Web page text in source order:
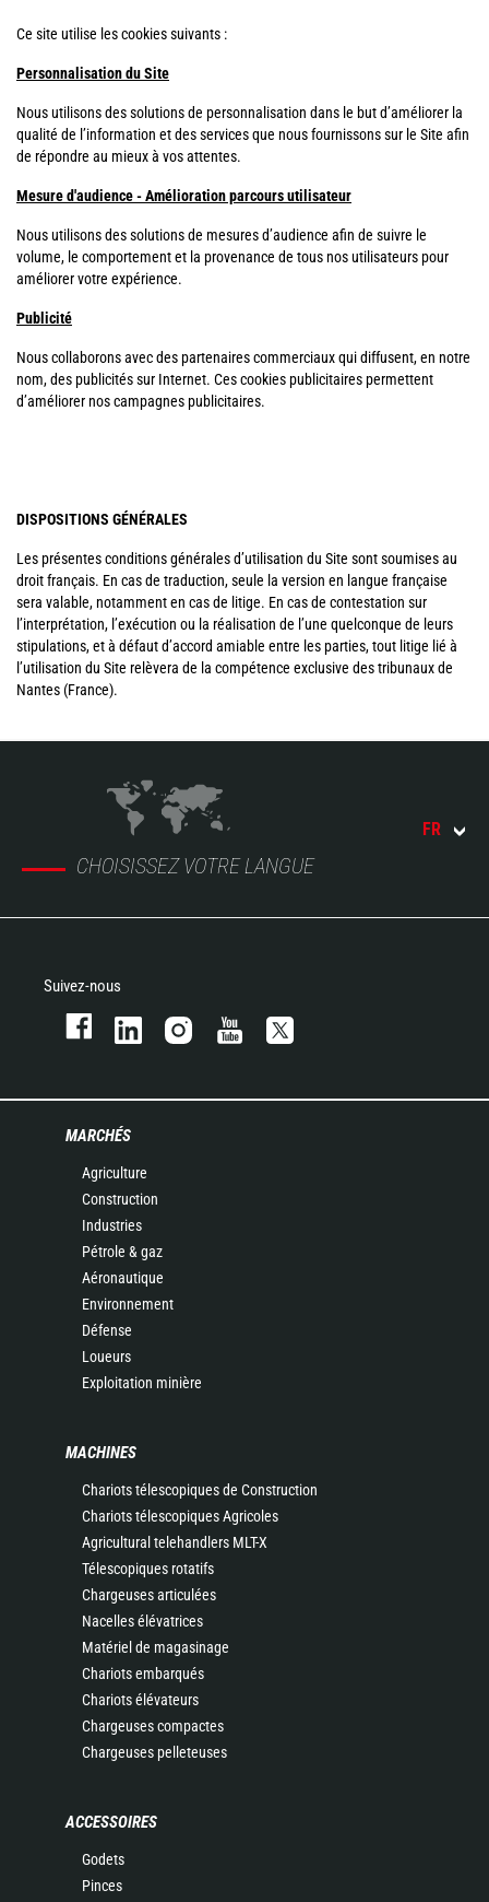
Ce site utilise les cookies suivants :
Personnalisation du Site
Nous utilisons des solutions de personnalisation dans le but d’améliorer la
qualité de l’information et des services que nous fournissons sur le Site afin
de répondre au mieux à vos attentes.
Mesure d'audience - Amélioration parcours utilisateur
Nous utilisons des solutions de mesures d’audience afin de suivre le
volume, le comportement et la provenance de tous nos utilisateurs pour
améliorer votre expérience.
Publicité
Nous collaborons avec des partenaires commerciaux qui diffusent, en notre
nom, des publicités sur Internet. Ces cookies publicitaires permettent
d’améliorer nos campagnes publicitaires.
DISPOSITIONS GÉNÉRALES
Les présentes conditions générales d’utilisation du Site sont soumises au
droit français. En cas de traduction, seule la version en langue française
sera valable, notamment en cas de litige. En cas de contestation sur
l’interprétation, l’exécution ou la réalisation de l’une quelconque de leurs
stipulations, et à défaut d’accord amiable entre les parties, tout litige lié à
l’utilisation du Site relèvera de la compétence exclusive des tribunaux de
Nantes (France).
CHOISISSEZ VOTRE LANGUE
FR
Suivez-nous
MARCHÉS
Agriculture
Construction
Industries
Pétrole & gaz
Aéronautique
Environnement
Défense
Loueurs
Exploitation minière
MACHINES
Chariots télescopiques de Construction
Chariots télescopiques Agricoles
Agricultural telehandlers MLT-X
Télescopiques rotatifs
Chargeuses articulées
Nacelles élévatrices
Matériel de magasinage
Chariots embarqués
Chariots élévateurs
Chargeuses compactes
Chargeuses pelleteuses
ACCESSOIRES
Godets
Pinces